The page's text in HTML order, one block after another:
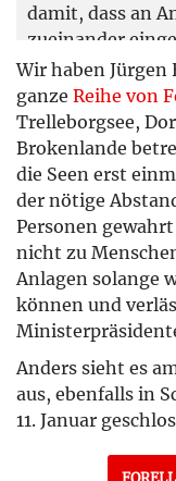
damit, dass an
zueinander
beispielsweise
an der Schlei
Wir haben Jürgen
ganze Reihe von
Trelleborgsee,
Brokenlande
die Seen erst
der nötige
Personen
nicht zu
Anlagen solange
können und
Anders sieht es
aus, ebenfalls in
11. Januar